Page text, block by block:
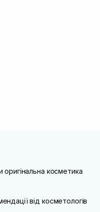
оригінальна косметика
від косметологів